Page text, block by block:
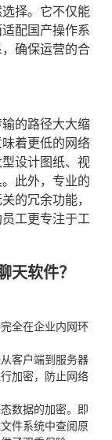
择。它不仅能
配国产操作系
确保运营的合
的路径大大缩
着更低的网络
设计图纸、视
此外，专业的
的冗余功能，
工更专注于工
天软件？
全在企业内网环
客户端到服务器
加密，防止网络
数据的加密。即
件系统中查阅原